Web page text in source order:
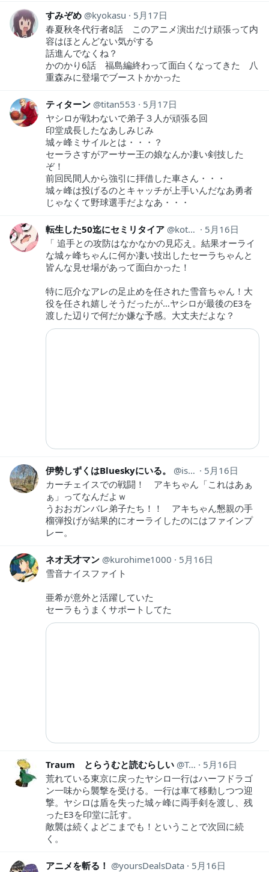
すみぞめ kyokasu
5月17日
春夏秋冬代行者8話 このアニメ演出だけ頑張って内
容はほとんどない気がする
話進んでなくね？
かのかり6話 福島編終わって面白くなってきた 八
重森みに登場でブーストかかった
ティターン titan553
5月17日
ヤシロが戦わないで弟子３人が頑張る回
印堂成長したなあしみじみ
城ヶ峰ミサイルとは・・・？
セーラさすがアーサー王の娘なんか凄い剣技した
ぞ！
前回民間人から強引に拝借した車さん・・・
城ヶ峰は投げるのとキャッチが上手いんだなあ勇者
じゃなくて野球選手だよなあ・・・
転生した50迄にセミリタイア kotahinshi2
5月16日
「 追手との攻防はなかなかの見応え。結果オーライ
な城ヶ峰ちゃんに何か凄い技出したセーラちゃんと
皆んな見せ場があって面白かった！
特に厄介なアレの足止めを任された雪音ちゃん！大
役を任され嬉しそうだったが…ヤシロが最後のE3を
渡した辺りで何だか嫌な予感。大丈夫だよな？
伊勢しずくはBlueskyにいる。 isesizuku
5月16日
カーチェイスでの戦闘！ アキちゃん「これはあぁ
ぁ」ってなんだよｗ
うおおガンバレ弟子たち！！ アキちゃん懇親の手
榴弾投げが結果的にオーライしたのにはファインプ
レー。
ネオ天才マン kurohime1000
5月16日
雪音ナイスファイト
亜希が意外と活躍していた
セーラもうまくサポートしてた
Traum とらうむと読むらしい Traum1
5月16日
荒れている東京に戻ったヤシロ一行はハーフドラゴ
ン一味から襲撃を受ける。一行は車て移動しつつ迎
撃。ヤシロは盾を失った城ヶ峰に両手剣を渡し、残
ったE3を印堂に託す。
敵襲は続くよどこまでも！ということで次回に続
く。
アニメを斬る！ yoursDealsData
5月16日